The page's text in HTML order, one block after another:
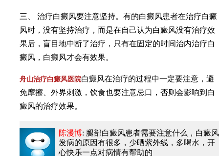
三、 治疗白癜风要注意坚持。有的白癜风患者在治疗白癜
风时，没有坚持治疗，而是在自己认为白癜风没有治疗效
果后，盲目地中断了治疗，只有在固定的时间治内治疗白
癜风，白癜风才会有效果。
舟山治疗白癜风医院白癜风在治疗的过程中一定要注意，避
免摩擦、外界刺激，饮食也要注意忌口，否则会影响到白
癜风的治疗效果。
陈漫博: 腿部白癜风患者需要注意什么 ，白癜风
发病的原因有很多，少晒紫外线，多喝水，开
心快乐一点对病情有帮助的